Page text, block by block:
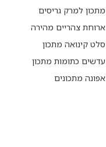
מתכון למרק גריסים
ארוחת צהריים מהירה
סלט קינואה מתכון
עדשים כתומות מתכון
אפונה מתכונים